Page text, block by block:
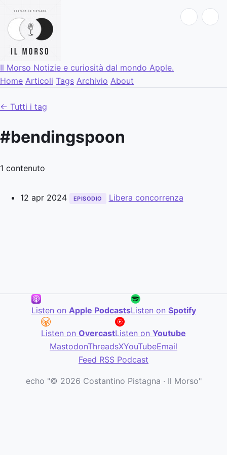
Il Morso Notizie e curiosità dal mondo Apple.
Home Articoli Tags Archivio About
← Tutti i tag
#bendingspoon
1 contenuto
12 apr 2024 EPISODIO Libera concorrenza
Listen on Apple PodcastsListen on Spotify
Listen on OvercastListen on Youtube
MastodonThreadsXYouTubeEmail
Feed RSS Podcast
echo "© 2026 Costantino Pistagna · Il Morso"